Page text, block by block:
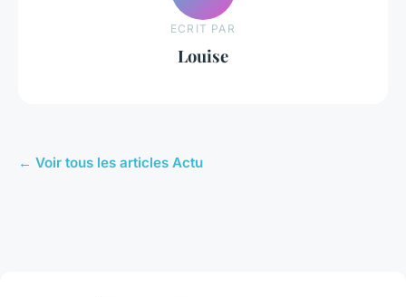
ECRIT PAR
Louise
← Voir tous les articles Actu